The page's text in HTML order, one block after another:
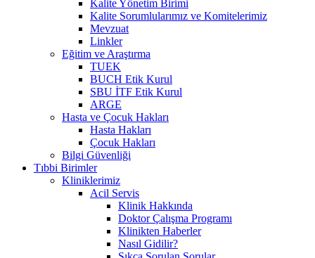
Kalite Yönetim Birimi
Kalite Sorumlularımız ve Komitelerimiz
Mevzuat
Linkler
Eğitim ve Araştırma
TUEK
BUCH Etik Kurul
SBU İTF Etik Kurul
ARGE
Hasta ve Çocuk Hakları
Hasta Hakları
Çocuk Hakları
Bilgi Güvenliği
Tıbbi Birimler
Kliniklerimiz
Acil Servis
Klinik Hakkında
Doktor Çalışma Programı
Klinikten Haberler
Nasıl Gidilir?